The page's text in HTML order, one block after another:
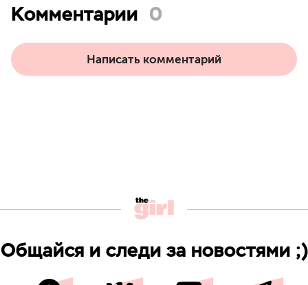
Комментарии 0
Написать комментарий
Общайся и следи за новостями ;)